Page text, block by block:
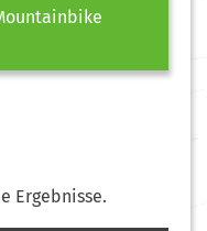
Ergebnisse.